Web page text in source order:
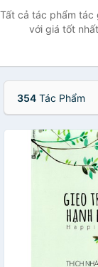
Tất cả tác phẩm tác
với giá tốt
354 Tác Phẩm